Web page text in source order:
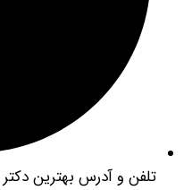
و آدرس بهترین دکتر